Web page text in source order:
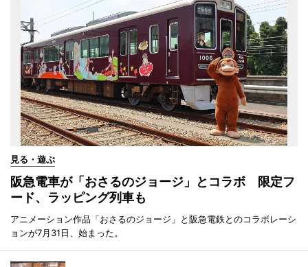
見る・遊ぶ
阪急電車が「おさるのジョージ」とコラボ 限定フ
ード、ラッピング列車も
アニメーション作品「おさるのジョージ」と阪急電鉄とのコラボレーシ
ョンが7月31日、始まった。